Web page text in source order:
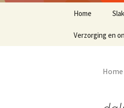
Home
Verzorging en
Home